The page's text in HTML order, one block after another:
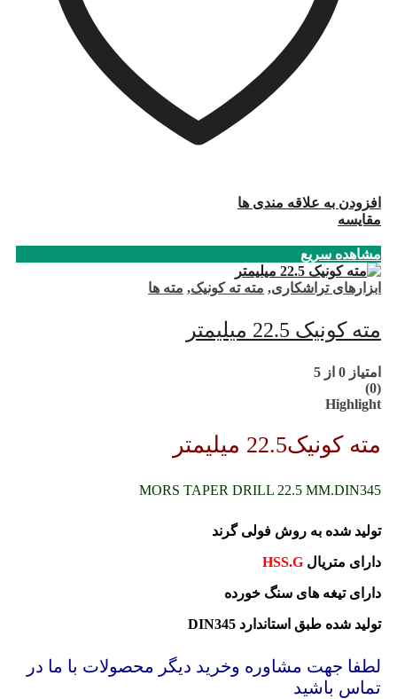
افزودن به علاقه مندی ها
مقایسه
مشاهده سریع
ابزارهای تراشکاری, مته ته کونیک, مته ها
مته کونیک 22.5 میلیمتر
امتیاز 0 از 5
(0)
Highlight
مته کونیک22.5 میلیمتر
MORS TAPER DRILL 22.5 MM.DIN345
تولید شده به روش فولی گرند
دارای متریال HSS.G
دارای تیغه های سنگ خورده
تولید شده طبق استاندارد DIN345
لطفا جهت مشاوره وخرید دیگر محصولات با ما در
تماس باشید